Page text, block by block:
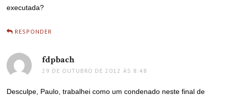
executada?
RESPONDER
fdpbachdisse:
29 DE OUTUBRO DE 2012 ÀS 8:48
Desculpe, Paulo, trabalhei como um condenado neste final de